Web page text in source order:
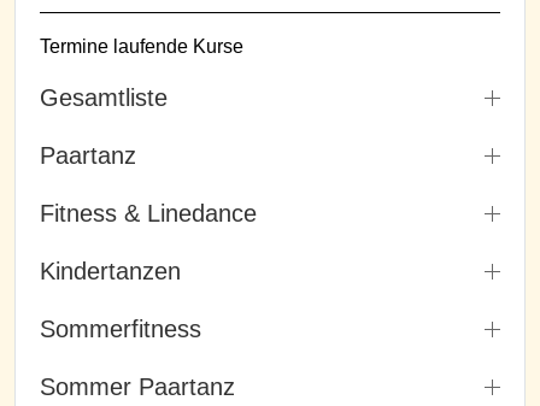
Termine laufende Kurse
Gesamtliste
Paartanz
Fitness & Linedance
Kindertanzen
Sommerfitness
Sommer Paartanz